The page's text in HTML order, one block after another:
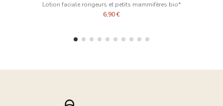
Lotion faciale rongeurs et petits mammifères bio*
6,90 €